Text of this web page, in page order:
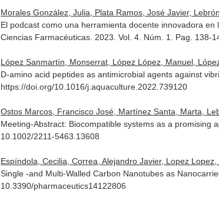
Morales González, Julia, Plata Ramos, José Javier,
El podcast como una herramienta docente innovadora
Ciencias Farmacéuticas . 2023. Vol. 4. Núm. 1. Pag. 138-
López Sanmartín, Monserrat, López López, Manuel,
D-amino acid peptides as antimicrobial agents against
https://doi.org/10.1016/j.aquaculture.2022.739120
Ostos Marcos, Francisco José, Martínez Santa, Marta,
Meeting-Abstract: Biocompatible systems as a promising
10.1002/2211-5463.13608
Espíndola, Cecilia, Correa, Alejandro Javier, Lopez
Single -and Multi-Walled Carbon Nanotubes as
10.3390/pharmaceutics14122806